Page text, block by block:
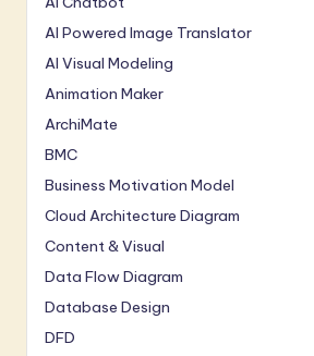
AI Powered Image Translator
AI Visual Modeling
Animation Maker
ArchiMate
BMC
Business Motivation Model
Cloud Architecture Diagram
Content & Visual
Data Flow Diagram
Database Design
DFD